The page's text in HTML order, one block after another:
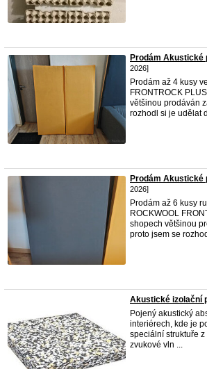
Prodám Akustické
2026]
Prodám až 4 kusy
FRONTROCK
většinou prodáván
rozhodl si je udělat
Prodám Akustické
2026]
Prodám až 6 kusy
ROCKWOOL
shopech většinou
proto jsem se
Akustické izolační
Pojený akustický
interiérech, kde je
speciální struktuře
zvukové vln ...